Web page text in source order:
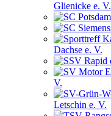
Glienicke e. V.
Dachse e. V.
V.
Letschin e. V.